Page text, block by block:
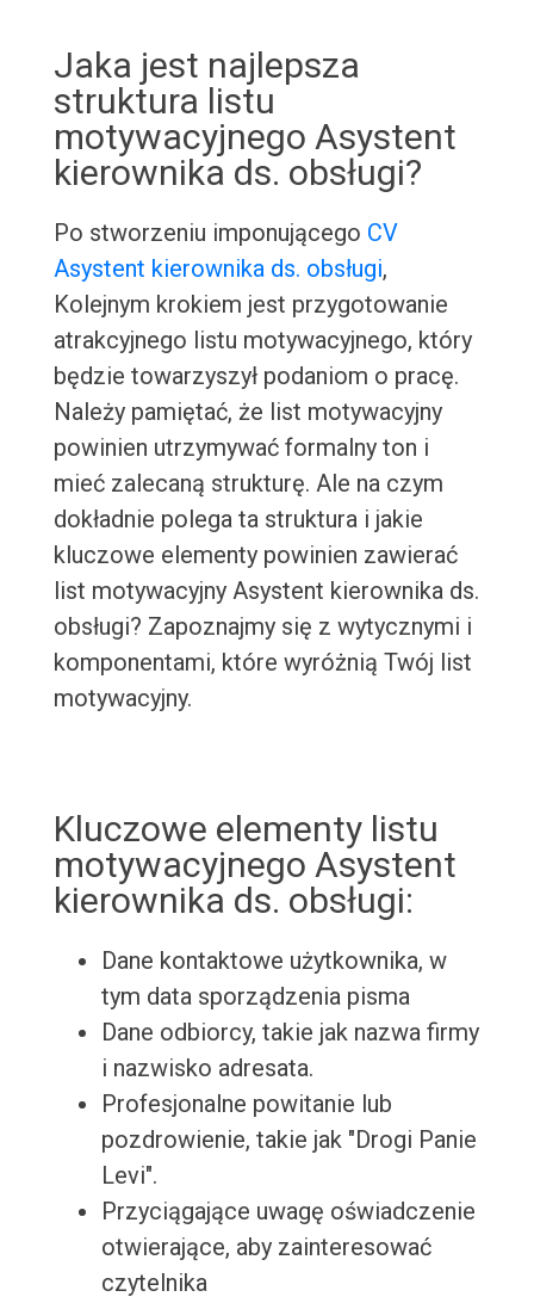
Jaka jest najlepsza
struktura listu
motywacyjnego Asystent
kierownika ds. obsługi?
Po stworzeniu imponującego CV
Asystent kierownika ds. obsługi,
Kolejnym krokiem jest przygotowanie
atrakcyjnego listu motywacyjnego, który
będzie towarzyszył podaniom o pracę.
Należy pamiętać, że list motywacyjny
powinien utrzymywać formalny ton i
mieć zalecaną strukturę. Ale na czym
dokładnie polega ta struktura i jakie
kluczowe elementy powinien zawierać
list motywacyjny Asystent kierownika ds.
obsługi? Zapoznajmy się z wytycznymi i
komponentami, które wyróżnią Twój list
motywacyjny.
Kluczowe elementy listu
motywacyjnego Asystent
kierownika ds. obsługi:
Dane kontaktowe użytkownika, w
tym data sporządzenia pisma
Dane odbiorcy, takie jak nazwa firmy
i nazwisko adresata.
Profesjonalne powitanie lub
pozdrowienie, takie jak "Drogi Panie
Levi".
Przyciągające uwagę oświadczenie
otwierające, aby zainteresować
czytelnika